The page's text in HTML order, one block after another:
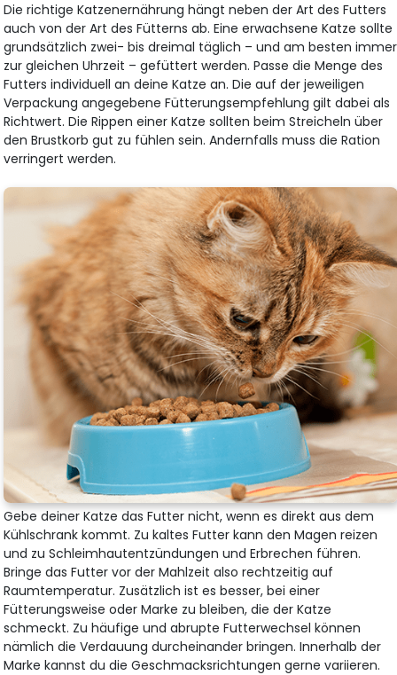
Die richtige Katzenernährung hängt neben der Art des Futters
auch von der Art des Fütterns ab. Eine erwachsene Katze sollte
grundsätzlich zwei- bis dreimal täglich – und am besten immer
zur gleichen Uhrzeit – gefüttert werden. Passe die Menge des
Futters individuell an deine Katze an. Die auf der jeweiligen
Verpackung angegebene Fütterungsempfehlung gilt dabei als
Richtwert. Die Rippen einer Katze sollten beim Streicheln über
den Brustkorb gut zu fühlen sein. Andernfalls muss die Ration
verringert werden.
Gebe deiner Katze das Futter nicht, wenn es direkt aus dem
Kühlschrank kommt. Zu kaltes Futter kann den Magen reizen
und zu Schleimhautentzündungen und Erbrechen führen.
Bringe das Futter vor der Mahlzeit also rechtzeitig auf
Raumtemperatur. Zusätzlich ist es besser, bei einer
Fütterungsweise oder Marke zu bleiben, die der Katze
schmeckt. Zu häufige und abrupte Futterwechsel können
nämlich die Verdauung durcheinander bringen. Innerhalb der
Marke kannst du die Geschmacksrichtungen gerne variieren.